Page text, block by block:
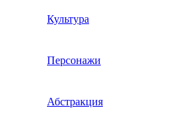
Культура
Персонажи
Абстракция